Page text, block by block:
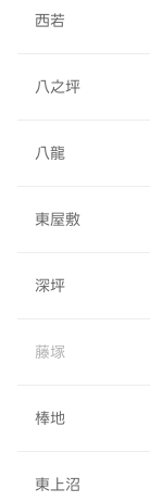
西若
八之坪
八龍
東屋敷
深坪
藤塚
棒地
東上沼